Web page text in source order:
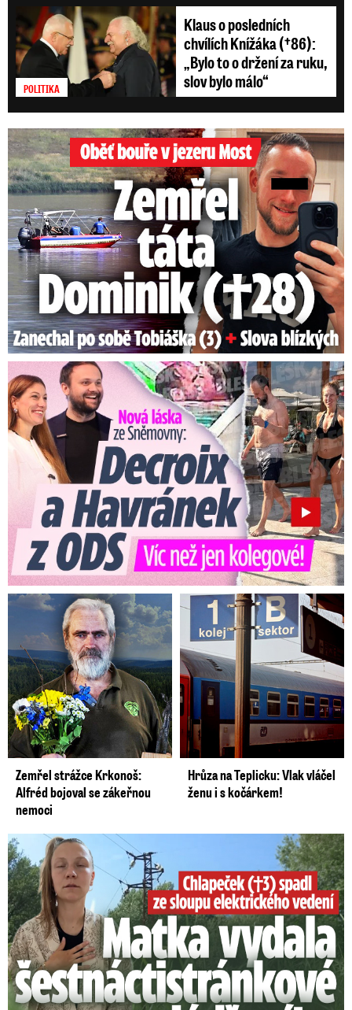
POLITIKA
Klaus o posledních
chvílích Knížáka (†86):
„Bylo to o držení za ruku,
slov bylo málo“
Oběť bouře v jezeru Most: Zemřel táta Dominik (†28)
Nová láska ve Sněmovně: Decroix s mladým kolegou z ODS
Zemřel strážce Krkonoš:
Alfréd bojoval se zákeřnou
nemoci
Hrůza na Teplicku: Vlak vláčel
ženu i s kočárkem!
Smrtelný pád chlapce: Matka vydala vyjádření na 16 stran